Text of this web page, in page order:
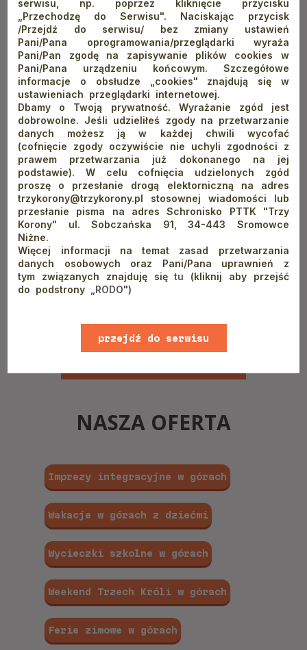
AUTOR: MACIEJ OGRODOWICZ
Gospodarz schronisk PTTK „Trzy Korony” w
Sromowcach Niżnych oraz „Orlica” w Szczawnicy. Z
górami związany od dziecka (wychowywał się na Hali
Krupowej, gdzie jego rodzice od ponad 30 lat
prowadzą schronisko). Od ponad dwóch dekad służy
również pomocą na szlakach jako ratownik GOPR.
Prowadzenie górskich obiektów to dla niego nie
tylko praca, ale przede wszystkim rodzinna tradycja
i wielka pasja.
NASZA OFERTA
Imprezy integracyjne w górach
Wakacje w górach z dziećmi
Wycieczki szkolne w górach
Weekend Trzech Króli w górach
Ferie zimowe w górach
serwisu, np. poprzez kliknięcie przycisku
„Przechodzę do Serwisu". Naciskając przycisk
/Przejdź do serwisu/ bez zmiany ustawień
Pani/Pana oprogramowania/przeglądarki wyraża
Pani/Pan zgodę na zapisywanie plików cookies w
Pani/Pana urządzeniu końcowym. Szczegółowe
informacje o obsłudze „cookies" znajdują się w
ustawieniach przeglądarki internetowej.
Dbamy o Twoją prywatność. Wyrażanie zgód jest
dobrowolne. Jeśli udzieliłeś zgody na przetwarzanie
danych możesz ją w każdej chwili wycofać
(cofnięcie zgody oczywiście nie uchyli zgodności z
prawem przetwarzania już dokonanego na jej
podstawie). W celu cofnięcia udzielonych zgód
proszę o przesłanie drogą elektorniczną na adres
trzykorony@trzykorony.pl stosownej wiadomości lub
przesłanie pisma na adres Schronisko PTTK "Trzy
Korony" ul. Sobczańska 91, 34-443 Sromowce
Niżne.
Więcej informacji na temat zasad przetwarzania
danych osobowych oraz Pani/Pana uprawnień z
tym związanych znajduję siętu (kliknij aby przejść
do podstrony „ RODO")
przejdź do serwisu